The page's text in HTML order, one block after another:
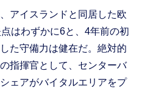
アイスランドと同居した欧
はわずかに6と、4年前の初
た守備力は健在だ。絶対的
指揮官として、センターバ
ェアがバイタルエリアをプ